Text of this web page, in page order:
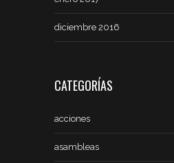
diciembre 2016
CATEGORÍAS
acciones
asambleas